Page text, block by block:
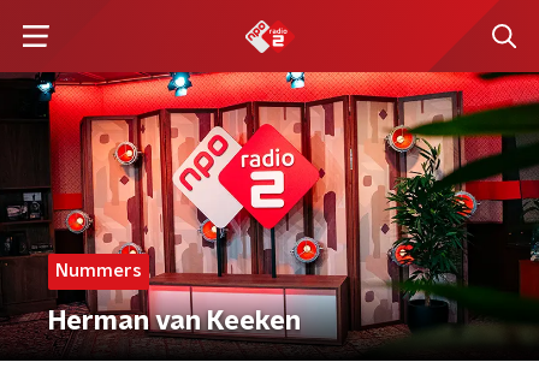
Nummers
Herman van Keeken